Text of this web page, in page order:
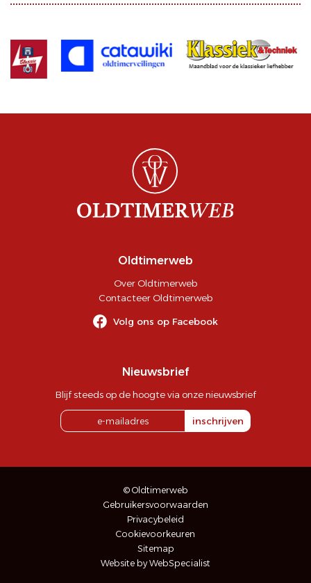
Oldtimerweb
Over Oldtimerweb
Contacteer Oldtimerweb
Volg ons op Facebook
Nieuwsbrief
Blijf steeds op de hoogte via onze nieuwsbrief
inschrijven
© Oldtimerweb
Gebruikersvoorwaarden
Privacybeleid
Cookievoorkeuren
Sitemap
Website by WebSpecialist